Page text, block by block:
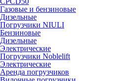
Газовые и бензиновые
Дизельные
Погрузчики NIULI
Бензиновые
Дизельные
Электрические
Погрузчики Noblelift
Электрические
Аренда погрузчиков